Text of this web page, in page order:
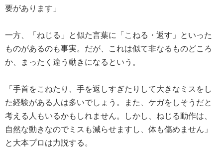
要があります」
一方、「ねじる」と似た言葉に「こねる・返す」といった
ものがあるのも事実。だが、これは似て非なるものどころ
か、まったく違う動きになるという。
「手首をこねたり、手を返しすぎたりして大きなミスをし
た経験がある人は多いでしょう。また、ケガをしそうだと
考える人もいるかもしれません。しかし、ねじる動作は、
自然な動きなのでミスも減らせますし、体も傷めません」
と大本プロは力説する。